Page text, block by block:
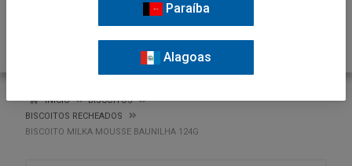
INÍCIO
BISCOITOS
BISCOITOS RECHEADOS
BISCOITO MILKA MOUSSE BAUNILHA 124G
Paraíba
Alagoas